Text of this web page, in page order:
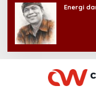
Energi